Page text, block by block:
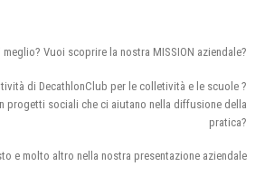
Vuoi scoprire la nostra MISSION aziendale?
di DecathlonClub per le colletività e le scuole ?
progetti sociali che ci aiutano nella diffusione della
pratica?
e molto altro nella nostra presentazione aziendale